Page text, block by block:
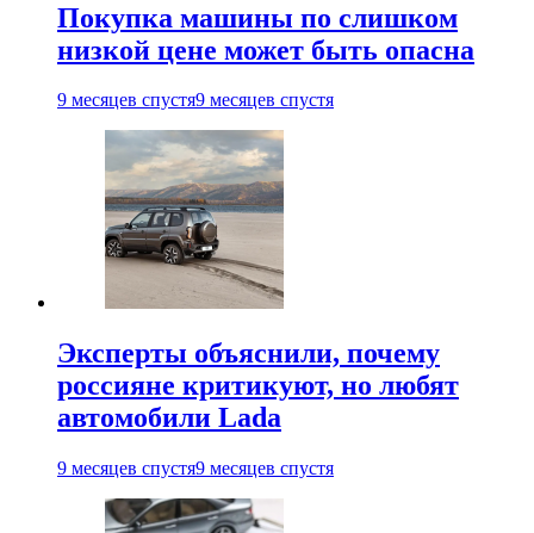
Покупка машины по слишком
низкой цене может быть опасна
9 месяцев спустя9 месяцев спустя
Эксперты объяснили, почему
россияне критикуют, но любят
автомобили Lada
9 месяцев спустя9 месяцев спустя